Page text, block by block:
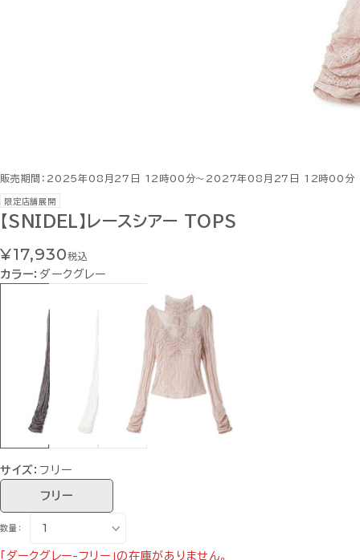
販売期間：2025年08月27日 12時00分～2027年08月27日 12時00分
限定店舗展開
【SNIDEL】レースシアー TOPS
¥17,930税込
カラー： ダークグレー
サイズ：フリー
フリー
数量：
「ダークグレー-フリー」の在庫がありません。